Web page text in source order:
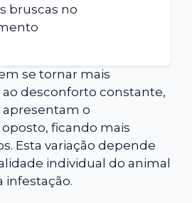
bruscas no
se tornar mais
desconforto constante,
o
ficando mais
Esta variação depende
individual do animal
infestação.